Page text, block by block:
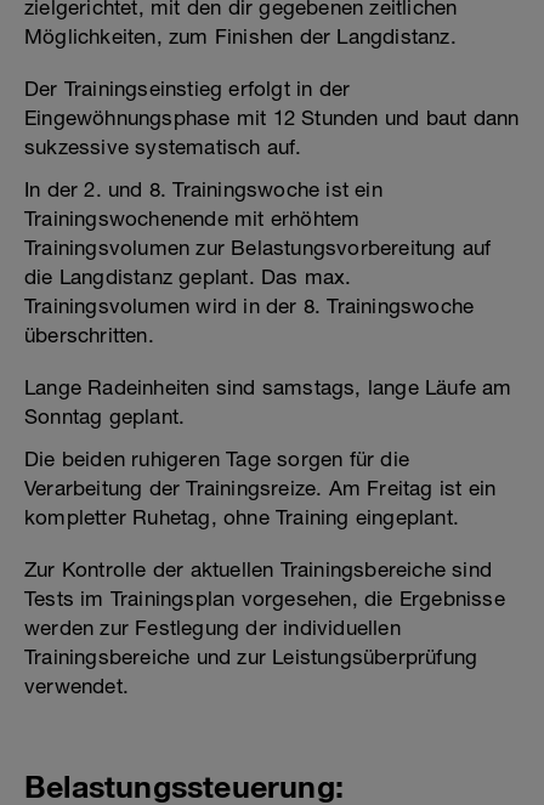
zielgerichtet, mit den dir gegebenen zeitlichen
Möglichkeiten, zum Finishen der Langdistanz.
Der Trainingseinstieg erfolgt in der
Eingewöhnungsphase mit 12 Stunden und baut dann
sukzessive systematisch auf.
In der 2. und 8. Trainingswoche ist ein
Trainingswochenende mit erhöhtem
Trainingsvolumen zur Belastungsvorbereitung auf
die Langdistanz geplant. Das max.
Trainingsvolumen wird in der 8. Trainingswoche
überschritten.
Lange Radeinheiten sind samstags, lange Läufe am
Sonntag geplant.
Die beiden ruhigeren Tage sorgen für die
Verarbeitung der Trainingsreize. Am Freitag ist ein
kompletter Ruhetag, ohne Training eingeplant.
Zur Kontrolle der aktuellen Trainingsbereiche sind
Tests im Trainingsplan vorgesehen, die Ergebnisse
werden zur Festlegung der individuellen
Trainingsbereiche und zur Leistungsüberprüfung
verwendet.
Belastungssteuerung: